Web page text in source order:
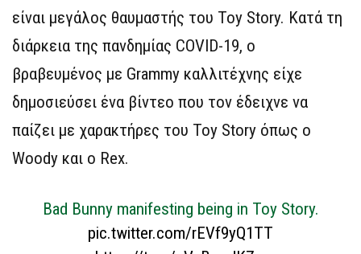
είναι μεγάλος θαυμαστής του Toy Story. Κατά τη
διάρκεια της πανδημίας COVID-19, ο
βραβευμένος με Grammy καλλιτέχνης είχε
δημοσιεύσει ένα βίντεο που τον έδειχνε να
παίζει με χαρακτήρες του Toy Story όπως ο
Woody και ο Rex.
Bad Bunny manifesting being in Toy Story.
pic.twitter.com/rEVf9yQ1TT